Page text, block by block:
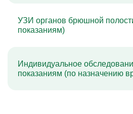
УЗИ органов брюшной
показаниям)
Индивидуальное
показаниям (по назначению